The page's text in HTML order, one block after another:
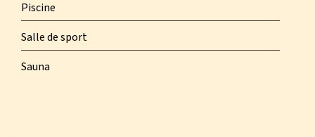
Piscine
Salle de sport
Sauna